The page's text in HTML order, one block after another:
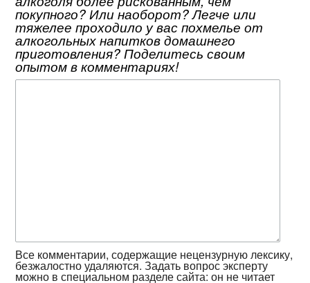
покупного? Или наоборот? Легче или
тяжелее проходило у вас похмелье от
алкогольных напитков домашнего
приготовления? Поделитесь своим
опытом в комментариях!
Все комментарии, содержащие нецензурную лексику,
безжалостно удаляются. Задать вопрос эксперту
можно вспециальном разделесайта: он не читает